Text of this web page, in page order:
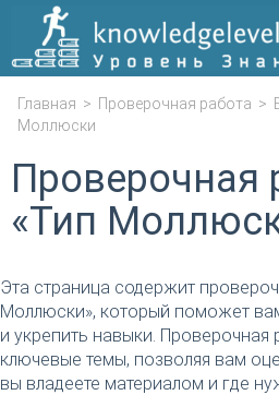
Главная > Проверочная работа >
Моллюски
Проверочная
«Тип
Эта страница содержит
Моллюски», который поможет
и укрепить навыки. Проверочная
ключевые темы, позволяя вам
вы владеете материалом и где